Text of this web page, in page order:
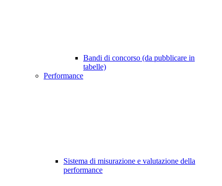
Bandi di concorso (da pubblicare in
tabelle)
Performance
Sistema di misurazione e valutazione della
performance